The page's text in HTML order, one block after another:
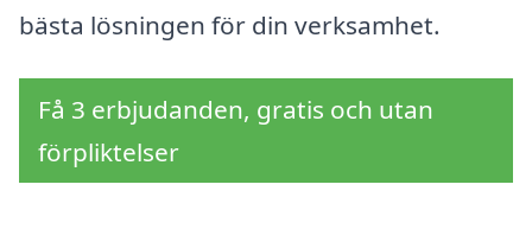
bästa lösningen för din verksamhet.
Få 3 erbjudanden, gratis och utan
förpliktelser